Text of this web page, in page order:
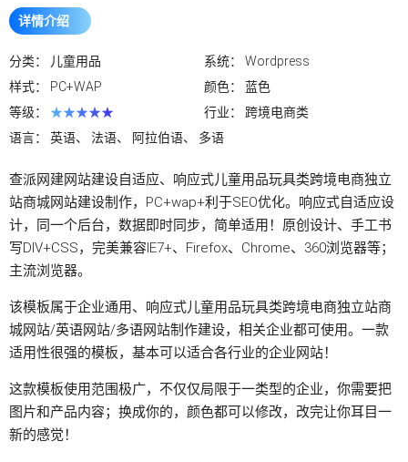
详情介绍
分类： 儿童用品 系统： Wordpress
样式：
PC+WAP 颜色： 蓝色
等级： ★★★★★ 行业： 跨境电商类
语言： 英语、 法语、 阿拉伯语、 多语
查派网建网站建设自适应、响应式儿童用品玩具类跨境电商独立
站商城网站建设制作，PC+wap+利于SEO优化。响应式自适应设
计，同一个后台，数据即时同步，简单适用！原创设计、手工书
写DIV+CSS，完美兼容IE7+、Firefox、Chrome、360浏览器等；
主流浏览器。
该模板属于企业通用、响应式儿童用品玩具类跨境电商独立站商
城网站/英语网站/多语网站制作建设，相关企业都可使用。一款
适用性很强的模板，基本可以适合各行业的企业网站！
这款模板使用范围极广，不仅仅局限于一类型的企业，你需要把
图片和产品内容；换成你的，颜色都可以修改，改完让你耳目一
新的感觉！